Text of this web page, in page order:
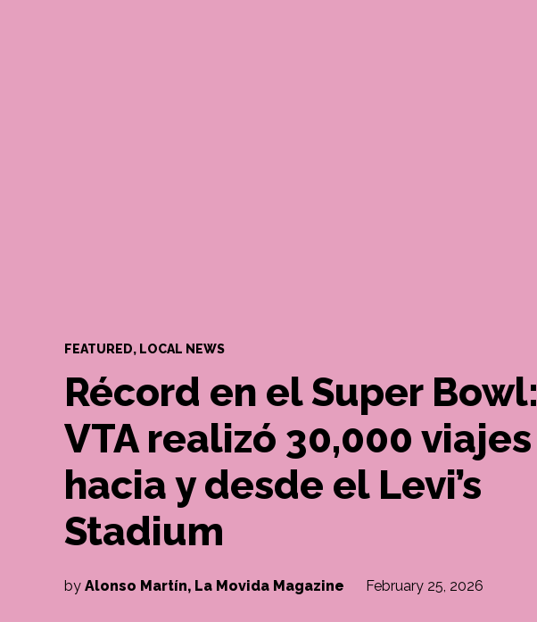
POSTED
FEATURED, LOCAL NEWS
Récord en el Super Bowl:
VTA realizó 30,000 viajes
hacia y desde el Levi’s
Stadium
by Alonso Martín, La Movida Magazine February 25, 2026